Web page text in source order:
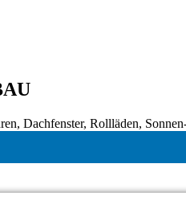
Dachfenster, Rollläden,